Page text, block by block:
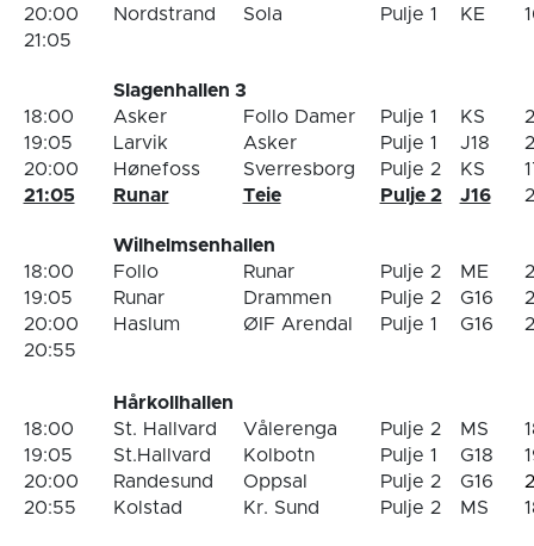
20:00
Nordstrand Sola Pulje 1 KE
21:05
Slagenhallen 3
18:00
Asker Follo Damer Pulje 1 KS
19:05
Larvik Asker Pulje 1 J18
20:00
Hønefoss Sverresborg Pulje 2 KS
21:05
Runar Teie Pulje 2 J16
Wilhelmsenhallen
18:00
Follo Runar Pulje 2 ME
19:05
Runar Drammen Pulje 2 G16
20:00
Haslum ØIF Arendal Pulje 1 G16
20:55
Hårkollhallen
18:00
St. Hallvard Vålerenga Pulje 2 MS
19:05
St.Hallvard Kolbotn Pulje 1 G18
20:00
Randesund Oppsal Pulje 2 G16
2
20:55
Kolstad Kr. Sund Pulje 2 MS